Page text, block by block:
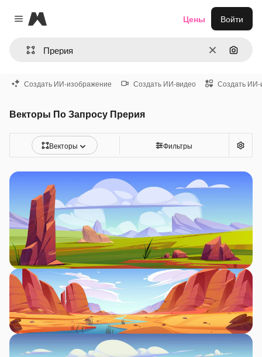
Close menu
Magnific
ОчиститьПоиск
Цены Войти
Создать ИИ-изображение Создать ИИ-видео Создать ИИ-
Векторы По Запросу Прерия
Векторы Фильтры